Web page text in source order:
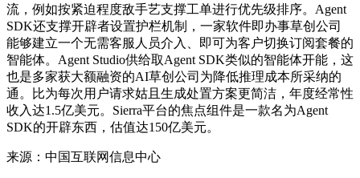
流，例如按紧迫程度敌手艺支撑工单进行优先级排序。Agent
SDK还支撑开辟者设置护栏机制，一家软件即办事草创公司
能够建立一个无需客服人员介入、即可为客户切换订阅套餐的
智能体。Agent Studio供给取Agent SDK类似的智能体开能，这
也是多家获大额融资的AI草创公司为降低推理成本所采纳的
通。比为每次用户请求姑且生成处置方案更简洁，年度经常性
收入达1.5亿美元。Sierra平台的焦点组件是一款名为Agent
SDK的开辟东西，估值达150亿美元。
来源：中国互联网信息中心